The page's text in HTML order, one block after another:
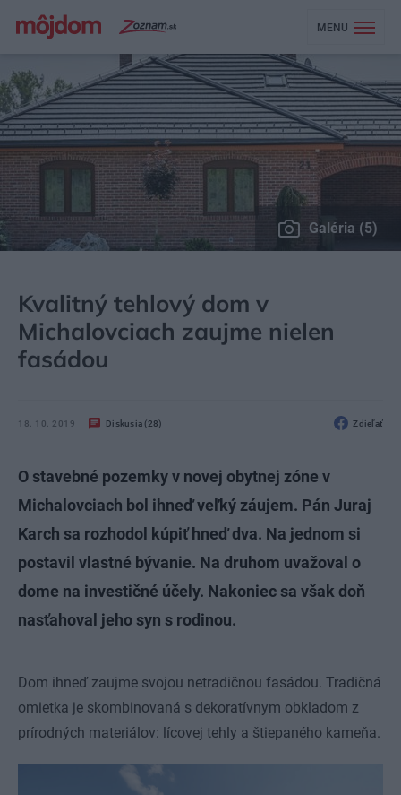
MENU
Galéria (5)
Kvalitný tehlový dom v
Michalovciach zaujme nielen
fasádou
18. 10. 2019 Diskusia (28) Zdieľať
O stavebné pozemky v novej obytnej zóne v
Michalovciach bol ihneď veľký záujem. Pán Juraj
Karch sa rozhodol kúpiť hneď dva. Na jednom si
postavil vlastné bývanie. Na druhom uvažoval o
dome na investičné účely. Nakoniec sa však doň
nasťahoval jeho syn s rodinou.
Dom ihneď zaujme svojou netradičnou fasádou. Tradičná
omietka je skombinovaná s dekoratívnym obkladom z
prírodných materiálov: lícovej tehly a štiepaného kameňa.